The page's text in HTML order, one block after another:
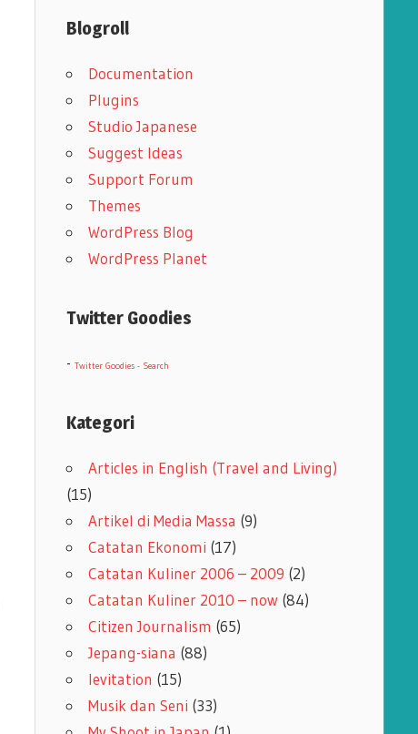
Blogroll
Documentation
Plugins
Studio Japanese
Suggest Ideas
Support Forum
Themes
WordPress Blog
WordPress Planet
Twitter Goodies
- Twitter Goodies - Search
Kategori
Articles in English (Travel and Living)
(15)
Artikel di Media Massa (9)
Catatan Ekonomi (17)
Catatan Kuliner 2006 – 2009 (2)
Catatan Kuliner 2010 – now(84)
Citizen Journalism (65)
Jepang-siana (88)
levitation (15)
Musik dan Seni (33)